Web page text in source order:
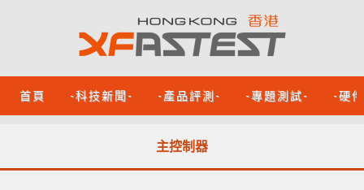
首頁 -科技新聞- -產品評測- -專題測試- -硬
主控制器